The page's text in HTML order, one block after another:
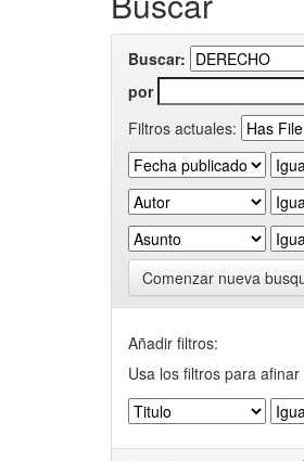
Buscar:
por
Filtros actuales:
Comenzar nueva
Añadir filtros:
Usa los filtros para